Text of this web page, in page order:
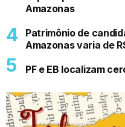
Amazonas
Patrimônio de
Amazonas varia de
PF e EB localizam